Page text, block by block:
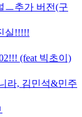
ㅡ추가 버전(구
실!!!!!
(feat 빅초이)
라, 김민석&민주